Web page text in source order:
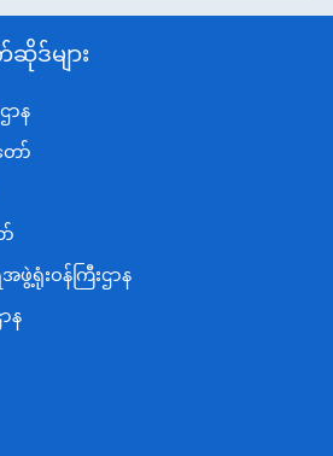
ဆိုဒ်များ
ာန
ော်
ရုံးဝန်ကြီးဌာန
န
န
စက်မှုဝန်ကြီးဌာန